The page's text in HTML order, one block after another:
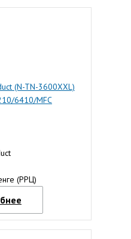
(N-TN-3600XXL)
6410/MFC
(РРЦ)